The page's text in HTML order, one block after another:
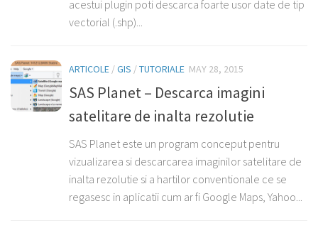
acestui plugin poti descarca foarte usor date de tip
vectorial (.shp)...
ARTICOLE /GIS /TUTORIALE MAY 28, 2015
SAS Planet – Descarca imagini
satelitare de inalta rezolutie
SAS Planet este un program conceput pentru
vizualizarea si descarcarea imaginilor satelitare de
inalta rezolutie si a hartilor conventionale ce se
regasesc in aplicatii cum ar fi Google Maps, Yahoo...